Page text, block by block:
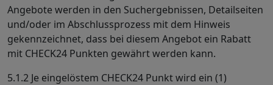
Angebote werden in den Suchergebnissen, Detailseiten
und/oder im Abschlussprozess mit dem Hinweis
gekennzeichnet, dass bei diesem Angebot ein Rabatt
mit CHECK24 Punkten gewährt werden kann.
5.1.2 Je eingelöstem CHECK24 Punkt wird ein (1)